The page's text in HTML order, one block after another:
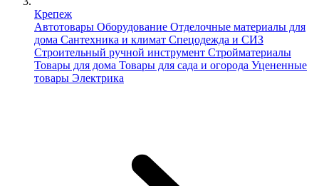
Крепеж
Автотовары Оборудование Отделочные материалы для
дома Сантехника и климат Спецодежда и СИЗ
Строительный ручной инструмент Стройматериалы
Товары для дома Товары для сада и огорода Уцененные
товары Электрика